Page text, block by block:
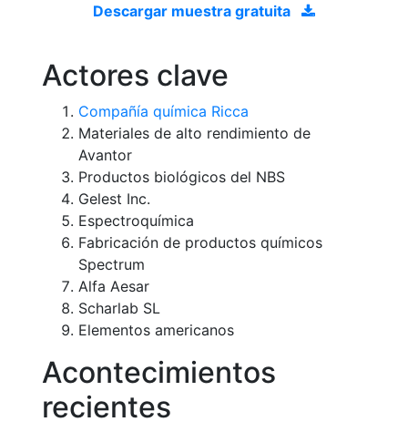
Descargar muestra gratuita
Actores clave
Compañía química Ricca
Materiales de alto rendimiento de
Avantor
Productos biológicos del NBS
Gelest Inc.
Espectroquímica
Fabricación de productos químicos
Spectrum
Alfa Aesar
Scharlab SL
Elementos americanos
Acontecimientos
recientes